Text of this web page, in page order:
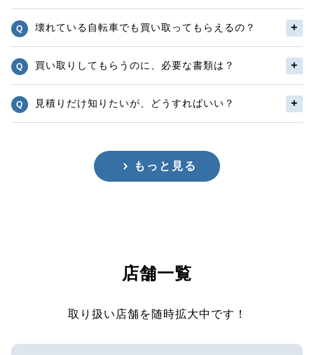
壊れている自転車でも買い取ってもらえるの？
買い取りしてもらうのに、必要な書類は？
見積りだけ知りたいが、どうすればいい？
もっと見る
店舗一覧
取り扱い店舗を随時拡大中です！